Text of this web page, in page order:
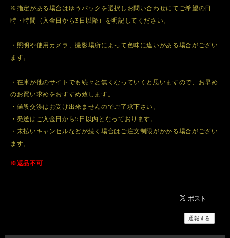
※指定がある場合はゆうパックを選択しお問い合わせにてご希望の日
時・時間（入金日から3日以降）を明記してください。
・照明や使用カメラ、撮影場所によって色味に違いがある場合がござい
ます。
・在庫が他のサイトでも続々と無くなっていくと思いますので、お早め
のお買い求めをおすすめ致します。
・値段交渉はお受け出来ませんのでご了承下さい。
・発送はご入金日から5日以内となっております。
・未払いキャンセルなどが続く場合はご注文制限がかかる場合がござい
ます。
※返品不可
通報する